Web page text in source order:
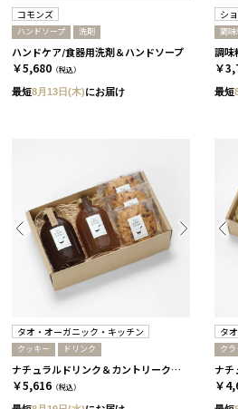
コモンズ
ハンドソープ 洗剤
ハンドケア/食器用洗剤＆ハンドソープ
￥5,680 （税込）
最短8月13日(木)にお届け
シ
調味
￥
最短
タオ・オーガニック・キッチン
クッキー ドリンク
ナチュラルドリンク＆カントリークッキーセット［タオ・オーガニック・キッチン］
￥5,616 （税込）
タ
ク
￥